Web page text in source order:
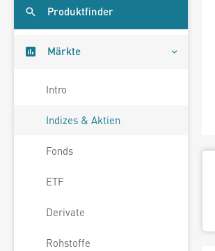
Produktfinder
Märkte
Intro
Indizes & Aktien
Fonds
ETF
Derivate
Rohstoffe